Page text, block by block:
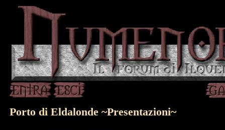
Porto di Eldalonde ~Presentazioni~